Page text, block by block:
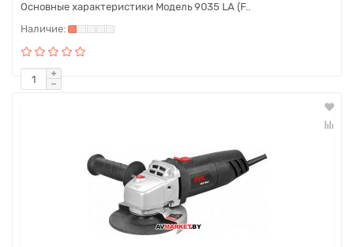
Основные характеристики Модель 9035 LA (F..